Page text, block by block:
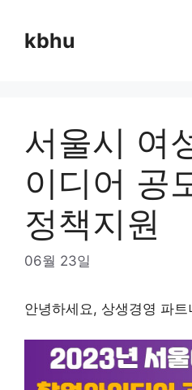
contentkbhu
서울시 여
이디어 공
정책지원
06월 23일
안녕하세요, 상생경영 파트